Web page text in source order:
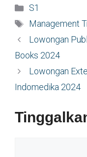
Kategori
S1
Tag
Management
Lowongan
Books 2024
Lowongan
Indomedika 2024